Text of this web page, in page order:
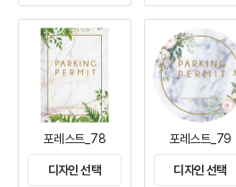
포레스트_78
디자인 선택
포레스트_79
디자인 선택